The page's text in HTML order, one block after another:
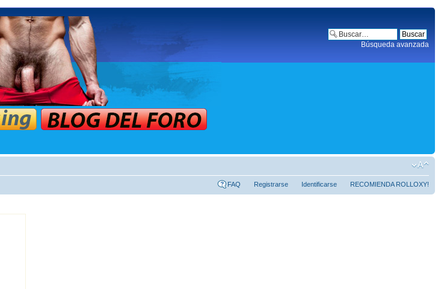
Búsqueda avanzada
FAQ Registrarse Identificarse RECOMIENDA ROLLOXY!